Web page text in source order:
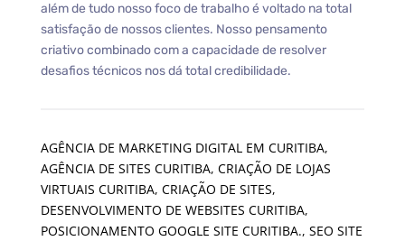
além de tudo nosso foco de trabalho é voltado na total
satisfação de nossos clientes. Nosso pensamento
criativo combinado com a capacidade de resolver
desafios técnicos nos dá total credibilidade.
AGÊNCIA DE MARKETING DIGITAL EM CURITIBA,
AGÊNCIA DE SITES CURITIBA, CRIAÇÃO DE LOJAS
VIRTUAIS CURITIBA, CRIAÇÃO DE SITES,
DESENVOLVIMENTO DE WEBSITES CURITIBA,
POSICIONAMENTO GOOGLE SITE CURITIBA., SEO SITE